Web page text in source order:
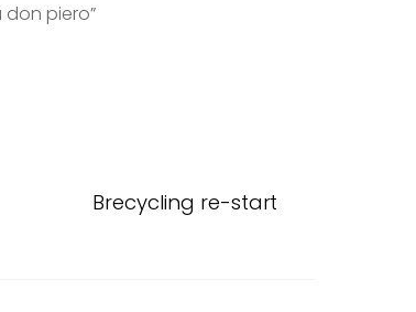
piero”
Brecycling re-start